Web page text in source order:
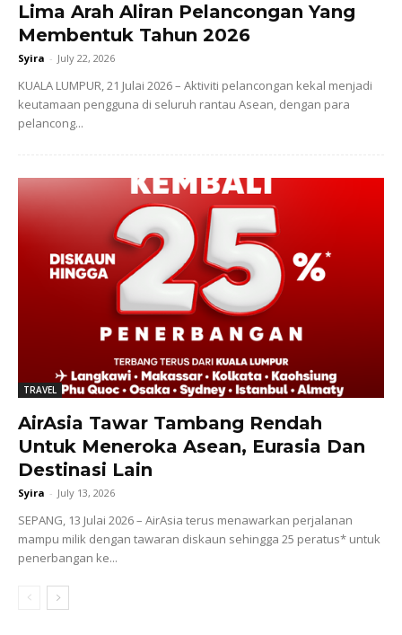
Lima Arah Aliran Pelancongan Yang
Membentuk Tahun 2026
Syira - July 22, 2026
KUALA LUMPUR, 21 Julai 2026 – Aktiviti pelancongan kekal menjadi
keutamaan pengguna di seluruh rantau Asean, dengan para
pelancong...
TRAVEL
AirAsia Tawar Tambang Rendah
Untuk Meneroka Asean, Eurasia Dan
Destinasi Lain
Syira - July 13, 2026
SEPANG, 13 Julai 2026 – AirAsia terus menawarkan perjalanan
mampu milik dengan tawaran diskaun sehingga 25 peratus* untuk
penerbangan ke...